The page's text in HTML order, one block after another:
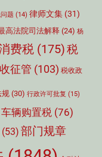
题 (14) 律师文集 (31)
高法院司法解释 (24) 杨
费税 (175)税
征管 (103) 税收政
规 (30) 行政许可批复 (15)
车辆购置税 (76)
(53) 部门规章